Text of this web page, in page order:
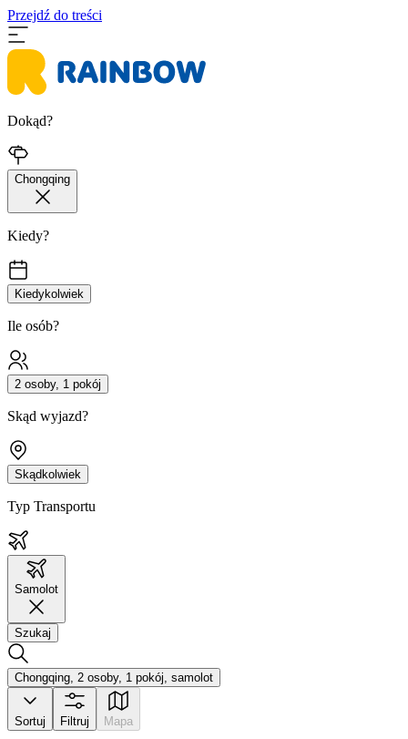
Przejdź do treści
Dokąd?
Chongqing
Kiedy?
Kiedykolwiek
Ile osób?
2 osoby, 1 pokój
Skąd wyjazd?
Skądkolwiek
Typ Transportu
Samolot
Szukaj
Chongqing, 2 osoby, 1 pokój, samolot
Sortuj Filtruj Mapa